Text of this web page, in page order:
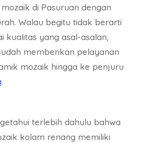
di Pasuruan dengan
Walau begitu tidak berarti
kualitas yang asal-asalan,
memberikan pelayanan
mozaik hingga ke penjuru
.
terlebih dahulu bahwa
kolam renang memiliki